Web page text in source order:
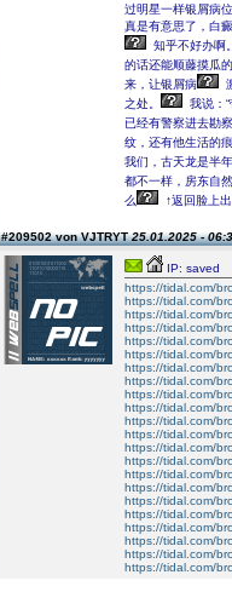
过明星一样银屑病
真是有意思了，白
知乎不好办啊
的话还能顺藤摸瓜
来，让银屑病
之处。
我说：
已经有警察进去勘
纹，还有他生活的
我们，古天龙是半
都不一样，房东自
么
↑返回脸上
#209502 von VJTRYT25.01.2025 -
IP: saved
https://tidal.com/
https://tidal.com/
https://tidal.com/
https://tidal.com/
https://tidal.com/
https://tidal.com/
https://tidal.com/
https://tidal.com/
https://tidal.com/
https://tidal.com/
https://tidal.com/
https://tidal.com/
https://tidal.com/
https://tidal.com/
https://tidal.com/
https://tidal.com/
https://tidal.com/
https://tidal.com/
https://tidal.com/
https://tidal.com/
https://tidal.com/
https://tidal.com/